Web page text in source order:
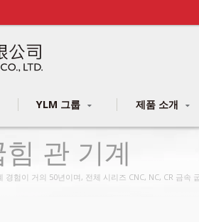
YLM 그룹 제품 소개
관 기계
험이 거의 50년이며, 전체 시리즈 CNC, NC, CR 금